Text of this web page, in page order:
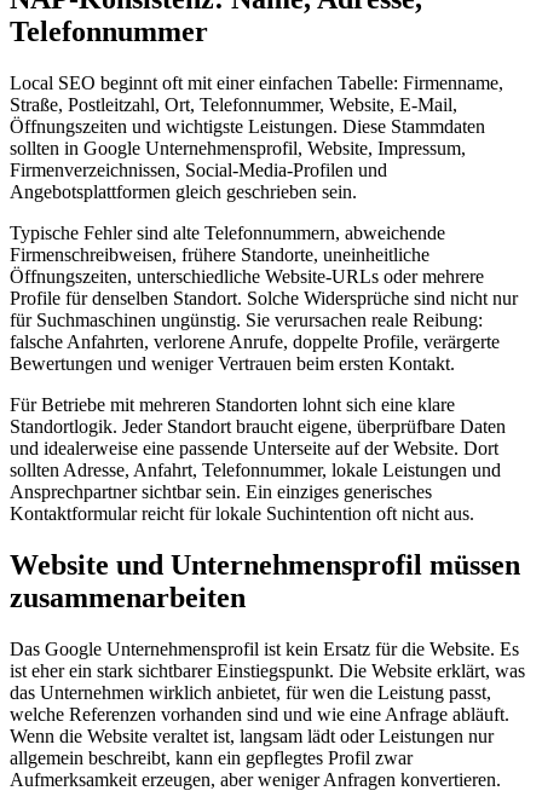
Telefonnummer
Local SEO beginnt oft mit einer einfachen Tabelle: Firmenname,
Straße, Postleitzahl, Ort, Telefonnummer, Website, E-Mail,
Öffnungszeiten und wichtigste Leistungen. Diese Stammdaten
sollten in Google Unternehmensprofil, Website, Impressum,
Firmenverzeichnissen, Social-Media-Profilen und
Angebotsplattformen gleich geschrieben sein.
Typische Fehler sind alte Telefonnummern, abweichende
Firmenschreibweisen, frühere Standorte, uneinheitliche
Öffnungszeiten, unterschiedliche Website-URLs oder mehrere
Profile für denselben Standort. Solche Widersprüche sind nicht nur
für Suchmaschinen ungünstig. Sie verursachen reale Reibung:
falsche Anfahrten, verlorene Anrufe, doppelte Profile, verärgerte
Bewertungen und weniger Vertrauen beim ersten Kontakt.
Für Betriebe mit mehreren Standorten lohnt sich eine klare
Standortlogik. Jeder Standort braucht eigene, überprüfbare Daten
und idealerweise eine passende Unterseite auf der Website. Dort
sollten Adresse, Anfahrt, Telefonnummer, lokale Leistungen und
Ansprechpartner sichtbar sein. Ein einziges generisches
Kontaktformular reicht für lokale Suchintention oft nicht aus.
Website und Unternehmensprofil müssen
zusammenarbeiten
Das Google Unternehmensprofil ist kein Ersatz für die Website. Es
ist eher ein stark sichtbarer Einstiegspunkt. Die Website erklärt, was
das Unternehmen wirklich anbietet, für wen die Leistung passt,
welche Referenzen vorhanden sind und wie eine Anfrage abläuft.
Wenn die Website veraltet ist, langsam lädt oder Leistungen nur
allgemein beschreibt, kann ein gepflegtes Profil zwar
Aufmerksamkeit erzeugen, aber weniger Anfragen konvertieren.